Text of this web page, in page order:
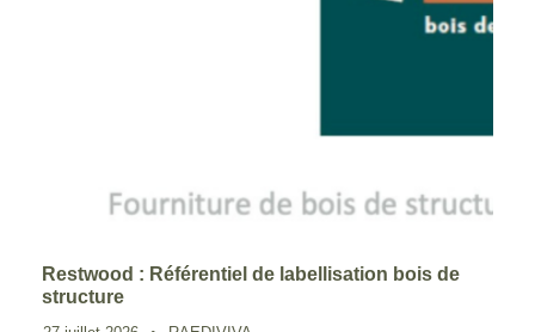
Restwood : Référentiel de labellisation bois de
structure